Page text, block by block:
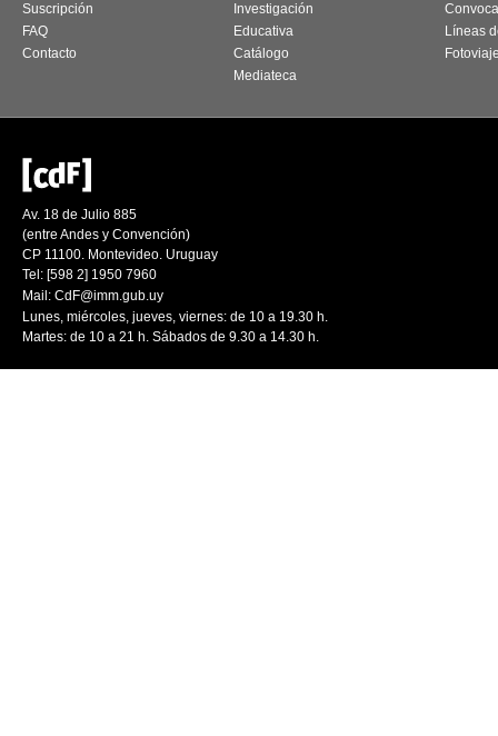
Suscripción
FAQ
Contacto
Investigación
Educativa
Catálogo
Mediateca
Líneas
Av. 18 de Julio 885
(entre Andes y Convención)
CP 11100. Montevideo. Uruguay
Tel: [598 2] 1950 7960
Mail: CdF@imm.gub.uy
Lunes, miércoles, jueves, viernes: de 10 a 19.30 h.
Martes: de 10 a 21 h. Sábados de 9.30 a 14.30 h.